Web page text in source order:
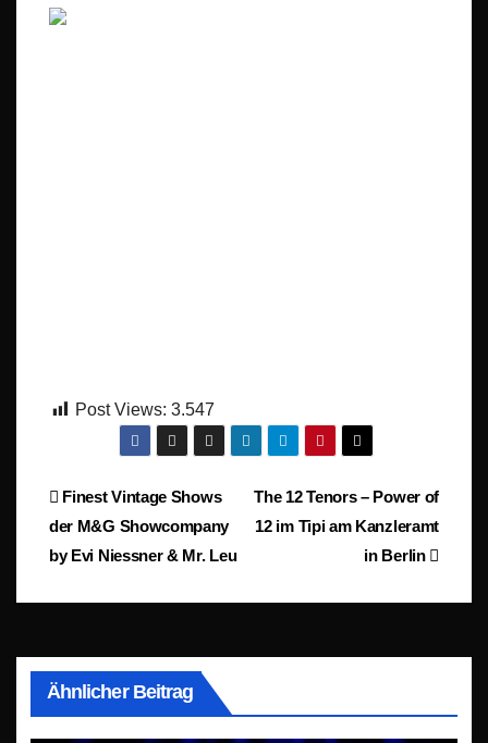
Post Views: 3.547
BeitragsnavigationThe 12 Tenors – Power of
12 im Tipi am Kanzleramt
in Berlin
Finest Vintage Shows
der M&G Showcompany
by Evi Niessner & Mr. Leu
Ähnlicher Beitrag